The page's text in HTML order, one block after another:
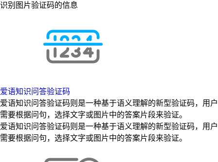
识别图片验证码的信息
爱语知识问答验证码
爱语知识问答验证码则是一种基于语义理解的新型验证码，用户
需要根据问句，选择文字或图片中的答案片段来验证。
爱语知识问答验证码则是一种基于语义理解的新型验证码，用户
需要根据问句，选择文字或图片中的答案片段来验证。